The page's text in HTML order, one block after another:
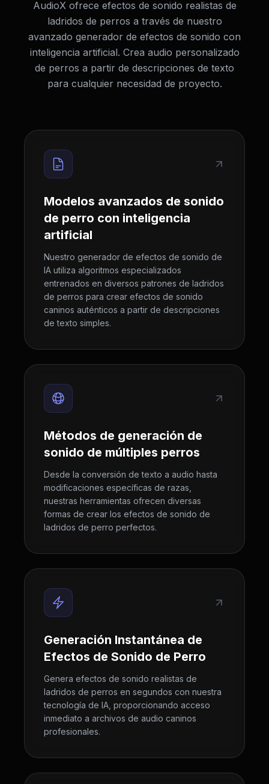
AudioX ofrece efectos de sonido realistas de
ladridos de perros a través de nuestro
avanzado generador de efectos de sonido con
inteligencia artificial. Crea audio personalizado
de perros a partir de descripciones de texto
para cualquier necesidad de proyecto.
Modelos avanzados de sonido
de perro con inteligencia
artificial
Nuestro generador de efectos de sonido de
IA utiliza algoritmos especializados
entrenados en diversos patrones de ladridos
de perros para crear efectos de sonido
caninos auténticos a partir de descripciones
de texto simples.
Métodos de generación de
sonido de múltiples perros
Desde la conversión de texto a audio hasta
modificaciones específicas de razas,
nuestras herramientas ofrecen diversas
formas de crear los efectos de sonido de
ladridos de perro perfectos.
Generación Instantánea de
Efectos de Sonido de Perro
Genera efectos de sonido realistas de
ladridos de perros en segundos con nuestra
tecnología de IA, proporcionando acceso
inmediato a archivos de audio caninos
profesionales.